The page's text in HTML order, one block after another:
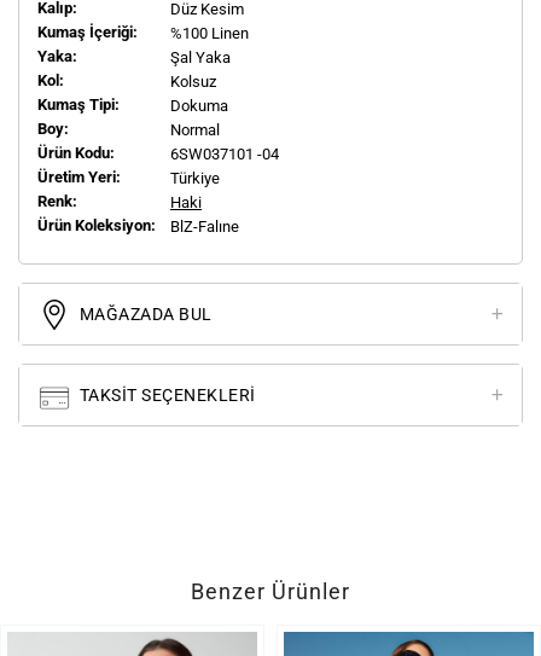
Kalıp:
Düz Kesim
Kumaş İçeriği:
%100 Linen
Yaka:
Şal Yaka
Kol:
Kolsuz
Kumaş Tipi:
Dokuma
Boy:
Normal
Ürün Kodu:
6SW037101 -04
Üretim Yeri:
Türkiye
Renk:
Haki
Ürün Koleksiyon:
BlZ-Falıne
MAĞAZADA BUL
TAKSIT SEÇENEKLERI
Benzer Ürünler